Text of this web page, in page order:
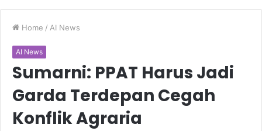
Home / AI News
AI News
Sumarni: PPAT Harus Jadi
Garda Terdepan Cegah
Konflik Agraria